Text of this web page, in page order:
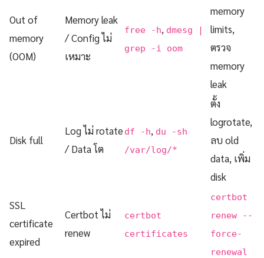
Out of
memory
(OOM)
Memory leak
/ Config ไม่
เหมาะ
free -h, dmesg |
grep -i oom
memory
limits,
ตรวจ
memory
leak
Disk full
Log ไม่ rotate
/ Data โต
df -h, du -sh
/var/log/*
ตั้ง
logrotate,
ลบ old
data, เพิ่ม
disk
SSL
certificate
expired
Certbot ไม่
renew
certbot
certificates
certbot
renew --
force-
renewal